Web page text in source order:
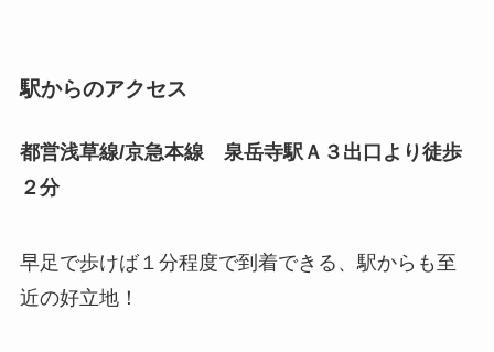
駅からのアクセス
都営浅草線/京急本線 泉岳寺駅Ａ３出口より徒歩
２分
早足で歩けば１分程度で到着できる、駅からも至
近の好立地！